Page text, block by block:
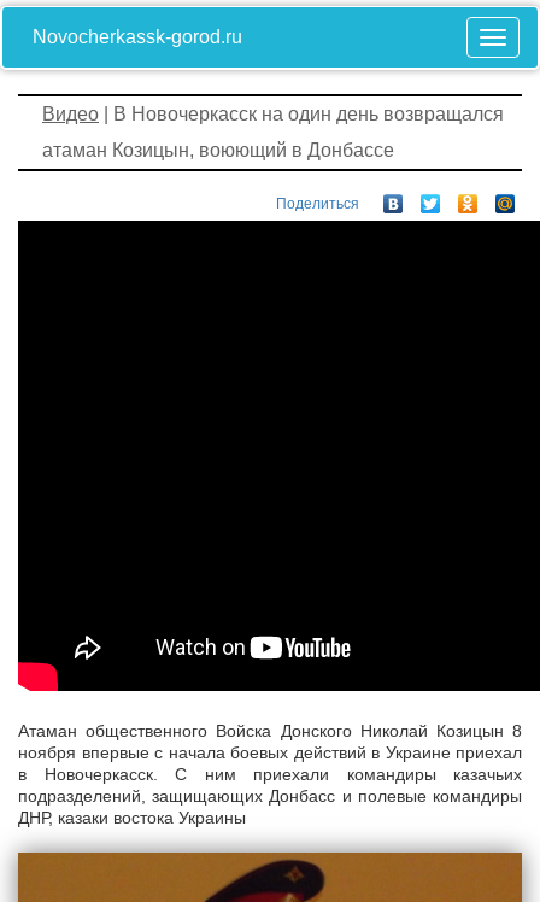
Novocherkassk-gorod.ru
Видео | В Новочеркасск на один день возвращался
атаман Козицын, воюющий в Донбассе
Поделиться
Атаман общественного Войска Донского Николай Козицын 8
ноября впервые с начала боевых действий в Украине приехал
в Новочеркасск. С ним приехали командиры казачьих
подразделений, защищающих Донбасс и полевые командиры
ДНР, казаки востока Украины